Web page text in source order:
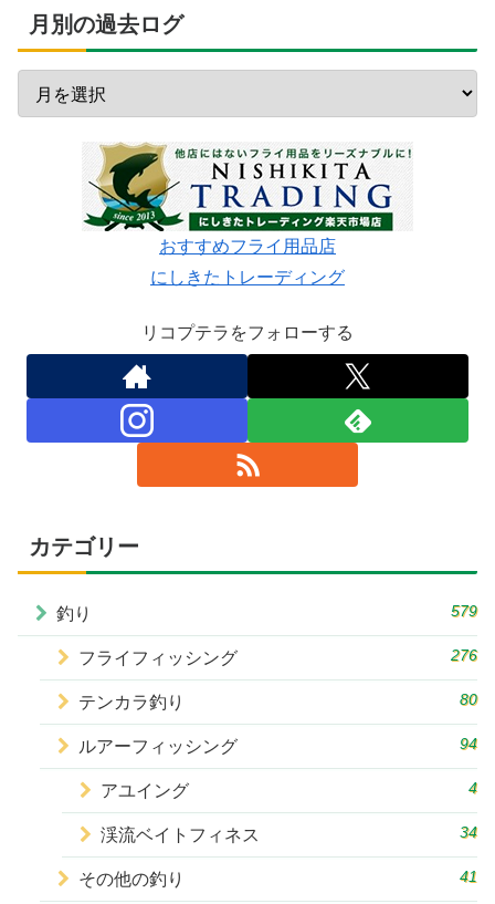
月別の過去ログ
おすすめフライ用品店
にしきたトレーディング
リコプテラをフォローする
カテゴリー
釣り 579
フライフィッシング 276
テンカラ釣り 80
ルアーフィッシング 94
アユイング 4
渓流ベイトフィネス 34
その他の釣り 41